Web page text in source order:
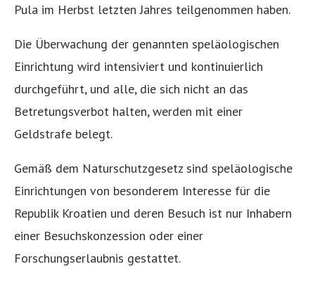
Pula im Herbst letzten Jahres teilgenommen haben.
Die Überwachung der genannten speläologischen
Einrichtung wird intensiviert und kontinuierlich
durchgeführt, und alle, die sich nicht an das
Betretungsverbot halten, werden mit einer
Geldstrafe belegt.
Gemäß dem Naturschutzgesetz sind speläologische
Einrichtungen von besonderem Interesse für die
Republik Kroatien und deren Besuch ist nur Inhabern
einer Besuchskonzession oder einer
Forschungserlaubnis gestattet.